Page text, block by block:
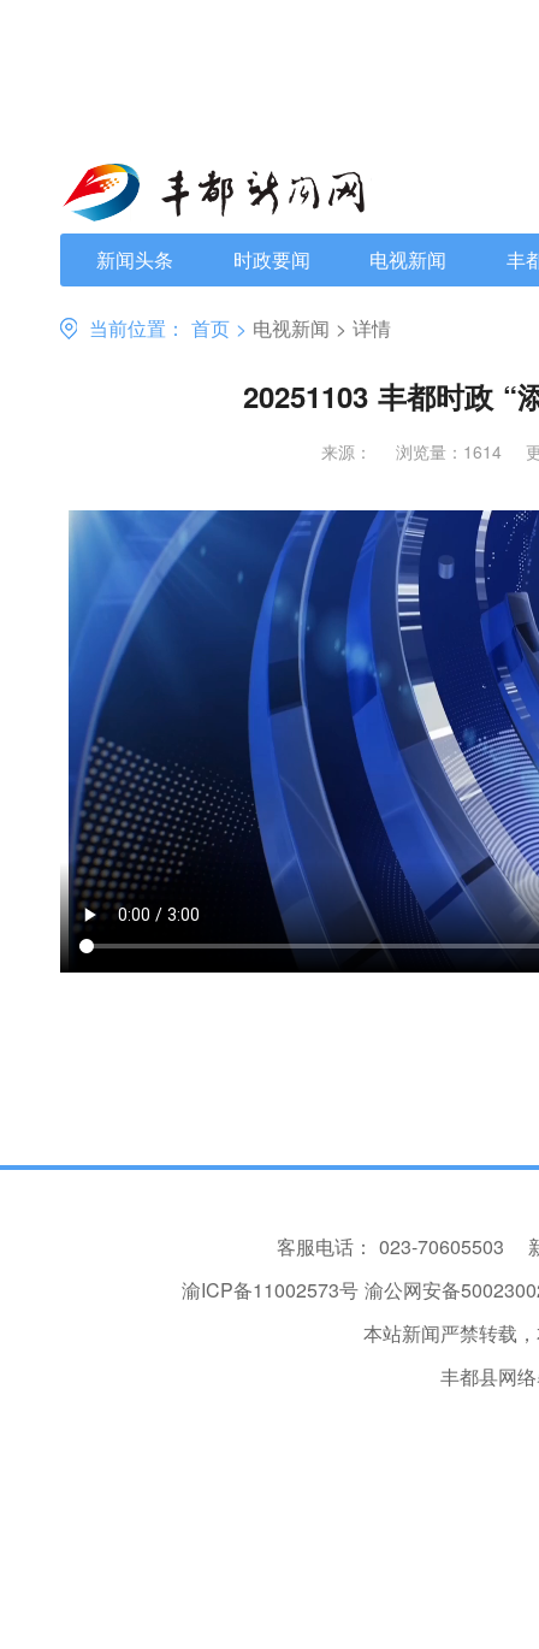
新闻头条 时政要闻 电视新闻 丰
当前位置： 首页 > 电视新闻 > 详情
20251103 丰都时政 “
来源： 浏览量：1614
客服电话： 023-70605503
渝ICP备11002573号 渝公网安备
本站新闻严禁转载
丰都县网